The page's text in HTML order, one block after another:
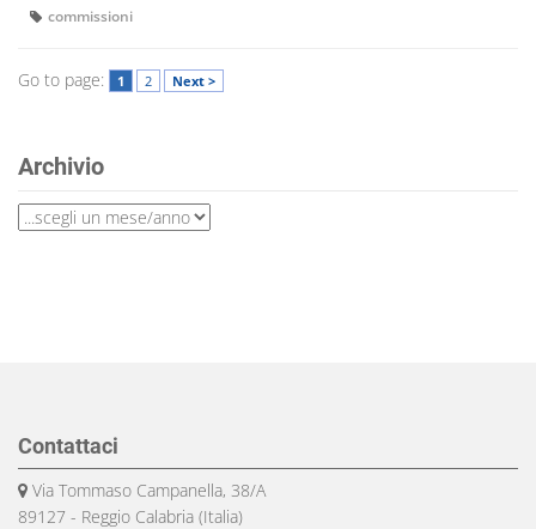
commissioni
Go to page: 1 2 Next >
Archivio
Contattaci
Via Tommaso Campanella, 38/A
89127 - Reggio Calabria (Italia)